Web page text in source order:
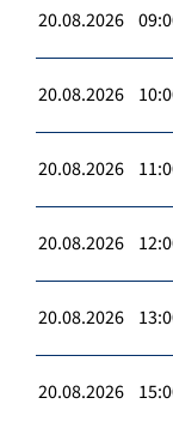
20.08.2026
20.08.2026
20.08.2026
20.08.2026
20.08.2026
20.08.2026